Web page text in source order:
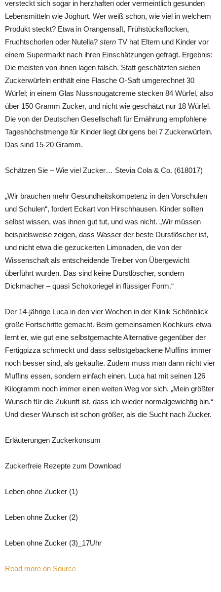
versteckt sich sogar in herzhaften oder vermeintlich gesunden
Lebensmitteln wie Joghurt. Wer weiß schon, wie viel in welchem
Produkt steckt? Etwa in Orangensaft, Frühstücksflocken,
Fruchtschorlen oder Nutella? stern TV hat Eltern und Kinder vor
einem Supermarkt nach ihren Einschätzungen gefragt. Ergebnis:
Die meisten von ihnen lagen falsch. Statt geschätzten sieben
Zuckerwürfeln enthält eine Flasche O-Saft umgerechnet 30
Würfel; in einem Glas Nussnougatcreme stecken 84 Würfel, also
über 150 Gramm Zucker, und nicht wie geschätzt nur 18 Würfel.
Die von der Deutschen Gesellschaft für Ernährung empfohlene
Tageshöchstmenge für Kinder liegt übrigens bei 7 Zuckerwürfeln.
Das sind 15-20 Gramm.
Schätzen Sie – Wie viel Zucker… Stevia Cola & Co. (618017)
„Wir brauchen mehr Gesundheitskompetenz in den Vorschulen
und Schulen“, fordert Eckart von Hirschhausen. Kinder sollten
selbst wissen, was ihnen gut tut, und was nicht. „Wir müssen
beispielsweise zeigen, dass Wasser der beste Durstlöscher ist,
und nicht etwa die gezuckerten Limonaden, die von der
Wissenschaft als entscheidende Treiber von Übergewicht
überführt wurden. Das sind keine Durstlöscher, sondern
Dickmacher – quasi Schokoriegel in flüssiger Form.“
Der 14-jährige Luca in den vier Wochen in der Klinik Schönblick
große Fortschritte gemacht. Beim gemeinsamen Kochkurs etwa
lernt er, wie gut eine selbstgemachte Alternative gegenüber der
Fertigpizza schmeckt und dass selbstgebackene Muffins immer
noch besser sind, als gekaufte. Zudem muss man dann nicht vier
Muffins essen, sondern einfach einen. Luca hat mit seinen 126
Kilogramm noch immer einen weiten Weg vor sich. „Mein größter
Wunsch für die Zukunft ist, dass ich wieder normalgewichtig bin.“
Und dieser Wunsch ist schon größer, als die Sucht nach Zucker.
Erläuterungen Zuckerkonsum
Zuckerfreie Rezepte zum Download
Leben ohne Zucker (1)
Leben ohne Zucker (2)
Leben ohne Zucker (3)_17Uhr
Read more on Source